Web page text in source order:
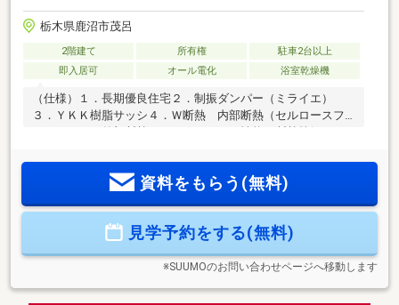
栃木県鹿沼市茂呂
2階建て 所有権
駐車2台以上
即入居可
オール電化 浴室乾燥機
（仕様）１．長期優良住宅２．制振ダンパー（ミライエ）
３．ＹＫＫ樹脂サッシ４．Ｗ断熱 内部断熱（セルロースフ
ァイバー） 外部断熱ＥＰＳ５０ｍｍ（性能）断熱等級６
合わせはお気軽に♪お忙しい方でも大丈夫！現地集合・現地解
散・お仕事終わりのご見学も可能です。●お電話の場合⇒物件
ご見学希望日がお決まりの場合⇒下記の見学予約ボタンよりフ
ォーム入力へお進み下さい。※スタッフよりご連絡させていた
資料をもらう(無料)
見学予約をする(無料)
※SUUMOのお問い合わせページへ移動します